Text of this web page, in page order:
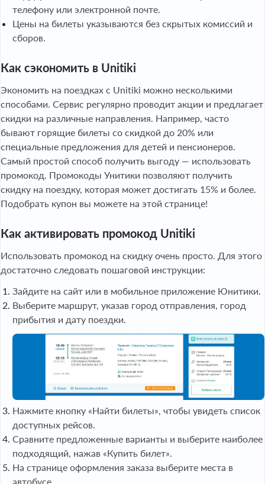
телефону или электронной почте.
Цены на билеты указываются без скрытых комиссий и
сборов.
Как сэкономить в Unitiki
Экономить на поездках с Unitiki можно несколькими
способами. Сервис регулярно проводит акции и предлагает
скидки на различные направления. Например, часто
бывают горящие билеты со скидкой до 20% или
специальные предложения для детей и пенсионеров.
Самый простой способ получить выгоду — использовать
промокод. Промокоды Унитики позволяют получить
скидку на поездку, которая может достигать 15% и более.
Подобрать купон вы можете на этой странице!
Как активировать промокод Unitiki
Использовать промокод на скидку очень просто. Для этого
достаточно следовать пошаговой инструкции:
Зайдите на сайт или в мобильное приложение Юнитики.
Выберите маршрут, указав город отправления, город
прибытия и дату поездки.
Нажмите кнопку «Найти билеты», чтобы увидеть список
доступных рейсов.
Сравните предложенные варианты и выберите наиболее
подходящий, нажав «Купить билет».
На странице оформления заказа выберите места в
автобусе.